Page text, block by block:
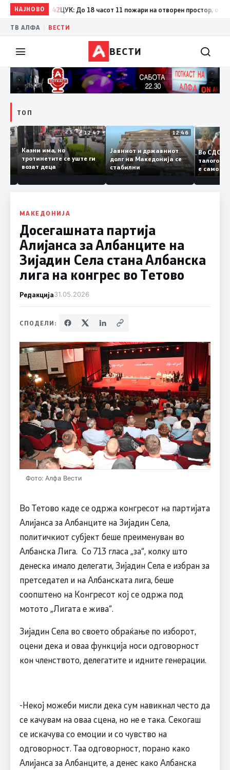
НАЈНОВО
17:42 ЦУК: До 18 часот 11 пожари на отворен простор, од кои
ТВ АЛФА ВЕСТИ
ВЕСТИ
ТОП
12:50
и
12:47
Казни има, но
тротинетите се уште ги
возат деца
12:46
Јавниот и државниот
долг на Македонија се
стабилни
Во
е само
Заев
МАКЕДОНИЈА
Досегашната партија
Алијанса за Албанците на
Зијадин Села стана Албанска
лига на конгрес во Тетово
Редакција31.05.2026
СПОДЕЛИ:
Фото: Алфа Вести
Во Тетово каде се одржа конгресот на партијата
Алијанса за Албанците на Зијадин Села,
политичкиот субјект беше преименуван во
Албанска Лига. Со 713 гласа „за“, колку што
денеска имало делегати, Зијадин Села е избран за
претседател и на Албанската лига, беше
соопштено на Конгресот кој се одржа под
мотото „Лигата е жива“.
Зијадин Села во своето обраќање по изборот,
оцени дека и оваа функција носи одговорност
кон членството, делегатите и идните генерации.
-Некој можеби мисли дека сум навикнал често да
се качувам на оваа сцена, но не е така. Секогаш
се искачува со емоции и со чувство на
одговорност. Таа одговорност, порано како
Алијанса за Албанците, а денес како Албанска